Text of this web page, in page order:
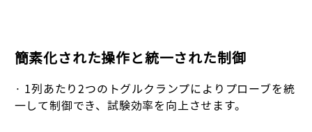
簡素化された操作と統一された制御
· 1列あたり2つのトグルクランプによりプローブを統
一して制御でき、試験効率を向上させます。